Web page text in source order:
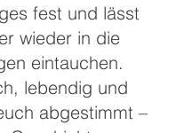
fest und lässt
wieder in die
eintauchen.
lebendig und
abgestimmt –